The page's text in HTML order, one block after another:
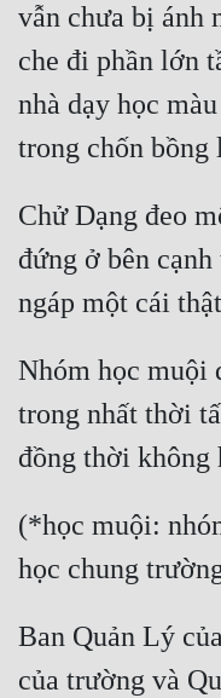
Góc Nhìn Nữ
Huyền Huyễn
Hài Hước
Hệ Thống
Học Đường
Khoa Huyễn
Khoa Huyễn Không Gian
Kinh Dị
Kiếm Hiệp
Kỳ Huyễn
vẫn chưa bị ánh
che đi phần lớn
nhà dạy học
trong chốn bồng
Chử Dạng đeo
đứng ở bên
ngáp một cái
Nhóm học muội
trong nhất thời
đồng thời không
(*học muội:
học chung
Ban Quản Lý
của trường và